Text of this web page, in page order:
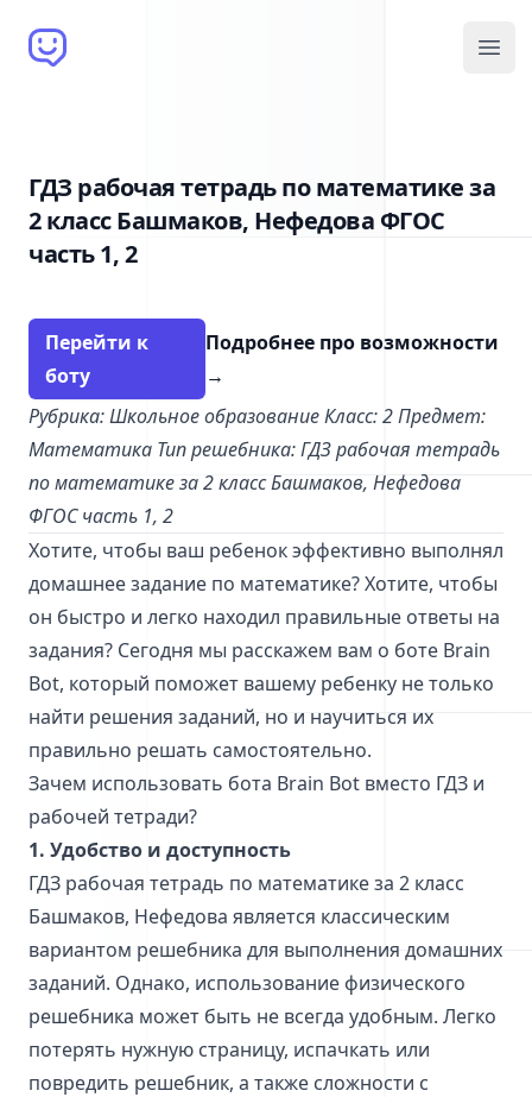
Brain Bot
ГДЗ рабочая тетрадь по математике за
2 класс Башмаков, Нефедова ФГОС
часть 1, 2
Перейти к
боту
Подробнее про возможности
→
Рубрика: Школьное образованиеКласс: 2Предмет:
Математика Тип решебника: ГДЗ рабочая тетрадь
по математике за 2 класс Башмаков, Нефедова
ФГОС часть 1, 2
Хотите, чтобы ваш ребенок эффективно выполнял
домашнее задание по математике? Хотите, чтобы
он быстро и легко находил правильные ответы на
задания? Сегодня мы расскажем вам о боте Brain
Bot, который поможет вашему ребенку не только
найти решения заданий, но и научиться их
правильно решать самостоятельно.
Зачем использовать бота Brain Bot вместо ГДЗ и
рабочей тетради?
1. Удобство и доступность
ГДЗ рабочая тетрадь по математике за 2 класс
Башмаков, Нефедова является классическим
вариантом решебника для выполнения домашних
заданий. Однако, использование физического
решебника может быть не всегда удобным. Легко
потерять нужную страницу, испачкать или
повредить решебник, а также сложности с